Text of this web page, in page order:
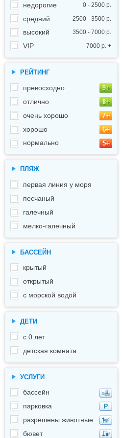
недорогие 0 - 2500 р.
средний 2500 - 3500 р.
высокий 3500 - 7000 р.
VIP 7000 р. +
РЕЙТИНГ
превосходно
отлично
очень хорошо
хорошо
нормально
ПЛЯЖ
первая линия у моря
песчаный
галечный
мелко-галечный
БАССЕЙН
крытый
открытый
с морской водой
ДЕТИ
с 0 лет
детская комната
УСЛУГИ
бассейн
парковка
разрешены животные
бювет
Все цены
8.9
-
-
Все цены
- 8.87
-
Все цены
Все цены
-
Все цены
-
Все цены
-
-
Все цены